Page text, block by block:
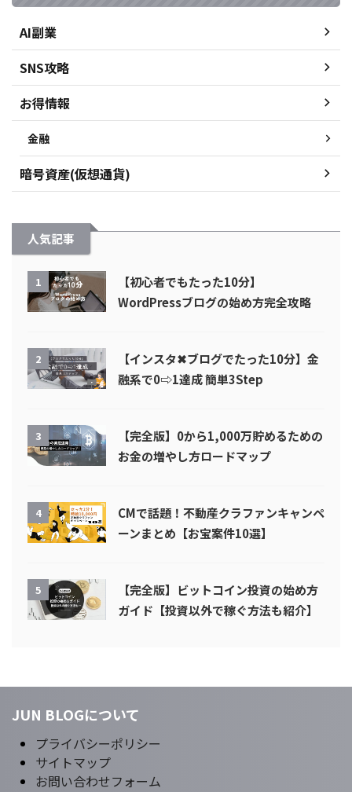
AI副業
SNS攻略
お得情報
金融
暗号資産(仮想通貨)
人気記事
1
【初心者でもたった10分】
WordPressブログの始め方完全攻略
2
【インスタ✖︎ブログでたった10分】金
融系で0⇨1達成 簡単3Step
3
【完全版】0から1,000万貯めるための
お金の増やし方ロードマップ
4
CMで話題！不動産クラファンキャンペ
ーンまとめ【お宝案件10選】
5
【完全版】ビットコイン投資の始め方
ガイド【投資以外で稼ぐ方法も紹介】
JUN BLOGについて
プライバシーポリシー
サイトマップ
お問い合わせフォーム